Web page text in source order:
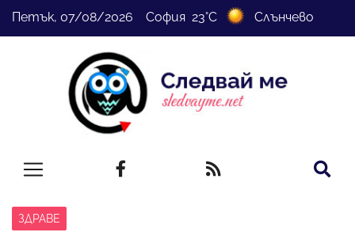
Петък, 07/08/2026 София 23°C Слънчево
ЗДРАВЕ